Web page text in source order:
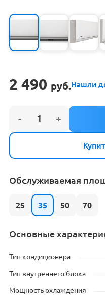
2 490 руб.Нашли
Обслуживаемая
25 35 50 70
Основные
Тип кондиционера
Тип внутреннего блока
Мощность охлаждения